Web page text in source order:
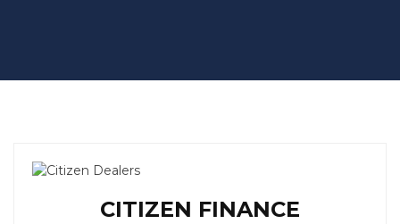
CITIZEN FINANCE